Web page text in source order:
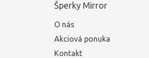
Šperky Mirror
O nás
Akciová ponuka
Kontakt